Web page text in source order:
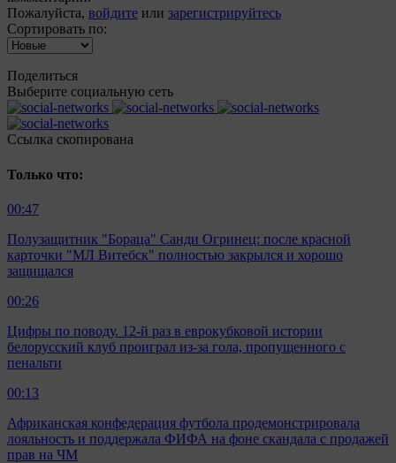
Пожалуйста, войдите или зарегистрируйтесь
Сортировать по:
Поделиться
Выберите социальную сеть
Ccылка скопирована
Только что:
00:47
Полузащитник "Бораца" Санди Огринец: после красной
карточки "МЛ Витебск" полностью закрылся и хорошо
защищался
00:26
Цифры по поводу. 12-й раз в еврокубковой истории
белорусский клуб проиграл из-за гола, пропущенного с
пенальти
00:13
Африканская конфедерация футбола продемонстрировала
лояльность и поддержала ФИФА на фоне скандала с продажей
прав на ЧМ